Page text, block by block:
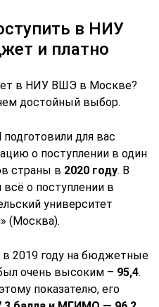
в НИУ
и платно
в НИУ ВШЭ в Москве?
достойный выбор.
подготовили для вас
о поступлении в один
страны в 2020 году. В
о поступлении в
университет
(Москва).
в 2019 году на бюджетные
очень высоким – 95,4.
показателю, его